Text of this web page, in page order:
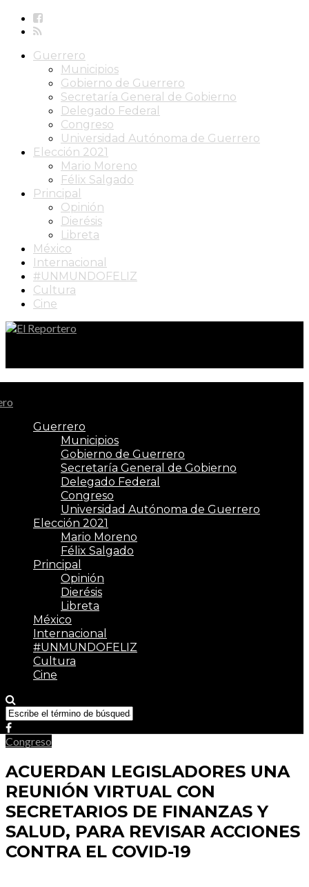
Guerrero
Municipios
Gobierno de Guerrero
Secretaría General de Gobierno
Delegado Federal
Congreso
Universidad Autónoma de Guerrero
Elección 2021
Mario Moreno
Félix Salgado
Principal
Opinión
Dierésis
Libreta
México
Internacional
#UNMUNDOFELIZ
Cultura
Cine
Guerrero
Municipios
Gobierno de Guerrero
Secretaría General de Gobierno
Delegado Federal
Congreso
Universidad Autónoma de Guerrero
Elección 2021
Mario Moreno
Félix Salgado
Principal
Opinión
Dierésis
Libreta
México
Internacional
#UNMUNDOFELIZ
Cultura
Cine
Congreso
ACUERDAN LEGISLADORES UNA
REUNIÓN VIRTUAL CON
SECRETARIOS DE FINANZAS Y
SALUD, PARA REVISAR ACCIONES
CONTRA EL COVID-19